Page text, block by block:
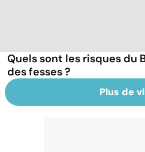
Quels sont les risques du
des fesses ?
Plus de